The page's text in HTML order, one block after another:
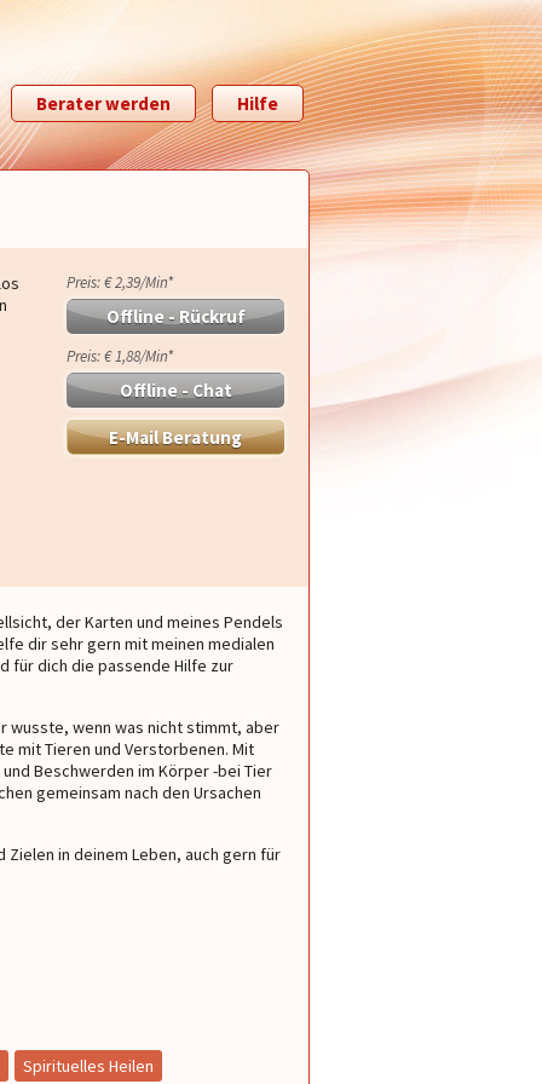
Berater werden Hilfe
Saida immer wieder
unglaublich
Mega schönes Gespräch, hast mir
sehr geholfen, danke 🌹
Preis: € 2,39/Min*
Offline - Rückruf
Preis: € 1,88/Min*
Offline - Chat
E-Mail Beratung
der Karten und meines Pendels
dir sehr gern mit meinen medialen
für dich die passende Hilfe zur
wusste, wenn was nicht stimmt, aber
mit Tieren und Verstorbenen. Mit
Beschwerden im Körper -bei Tier
gemeinsam nach den Ursachen
Zielen in deinem Leben, auch gern für
Spirituelles Heilen